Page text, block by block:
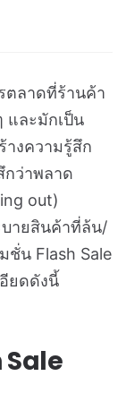
ตลาดที่ร้านค้า
และมักเป็น
งความรู้สึก
กว่าพลาด
out)
บายสินค้าที่ล้น/
น Flash Sale
ยดดังนี้
Sale